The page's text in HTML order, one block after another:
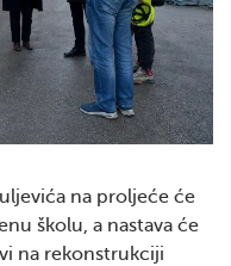
na proljeće će
školu, a nastava će
na rekonstrukciji